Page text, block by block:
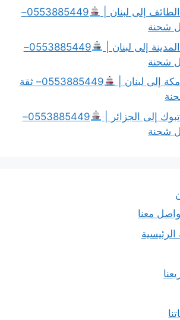
إلى لبنان |
0553885449–
شحنة
إلى لبنان |
0553885449–
شحنة
إلى لبنان |
0553885449– ثقة
إلى الجزائر |
0553885449–
شحنة